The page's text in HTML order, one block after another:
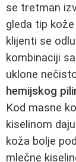
se tretman
gleda tip
klijenti se
kombinaciji sa
uklone
hemijskog
Kod masne
kiselinom
koža bolje
mlečne